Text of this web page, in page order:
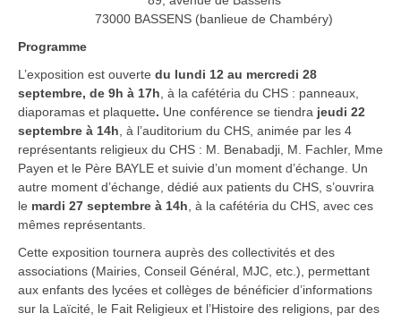
73000 BASSENS (banlieue de Chambéry)
Programme
L’exposition est ouverte du lundi 12 au mercredi 28
septembre, de 9h à 17h , à la cafétéria du CHS : panneaux,
diaporamas et plaquette. Une conférence se tiendra jeudi 22
septembre à 14h , à l’auditorium du CHS, animée par les 4
représentants religieux du CHS : M. Benabadji, M. Fachler, Mme
Payen et le Père BAYLE et suivie d’un moment d’échange. Un
autre moment d’échange, dédié aux patients du CHS, s’ouvrira
le mardi 27 septembre à 14h , à la cafétéria du CHS, avec ces
mêmes représentants.
Cette exposition tournera auprès des collectivités et des
associations (Mairies, Conseil Général, MJC, etc.), permettant
aux enfants des lycées et collèges de bénéficier d’informations
sur la Laïcité, le Fait Religieux et l’Histoire des religions, par des